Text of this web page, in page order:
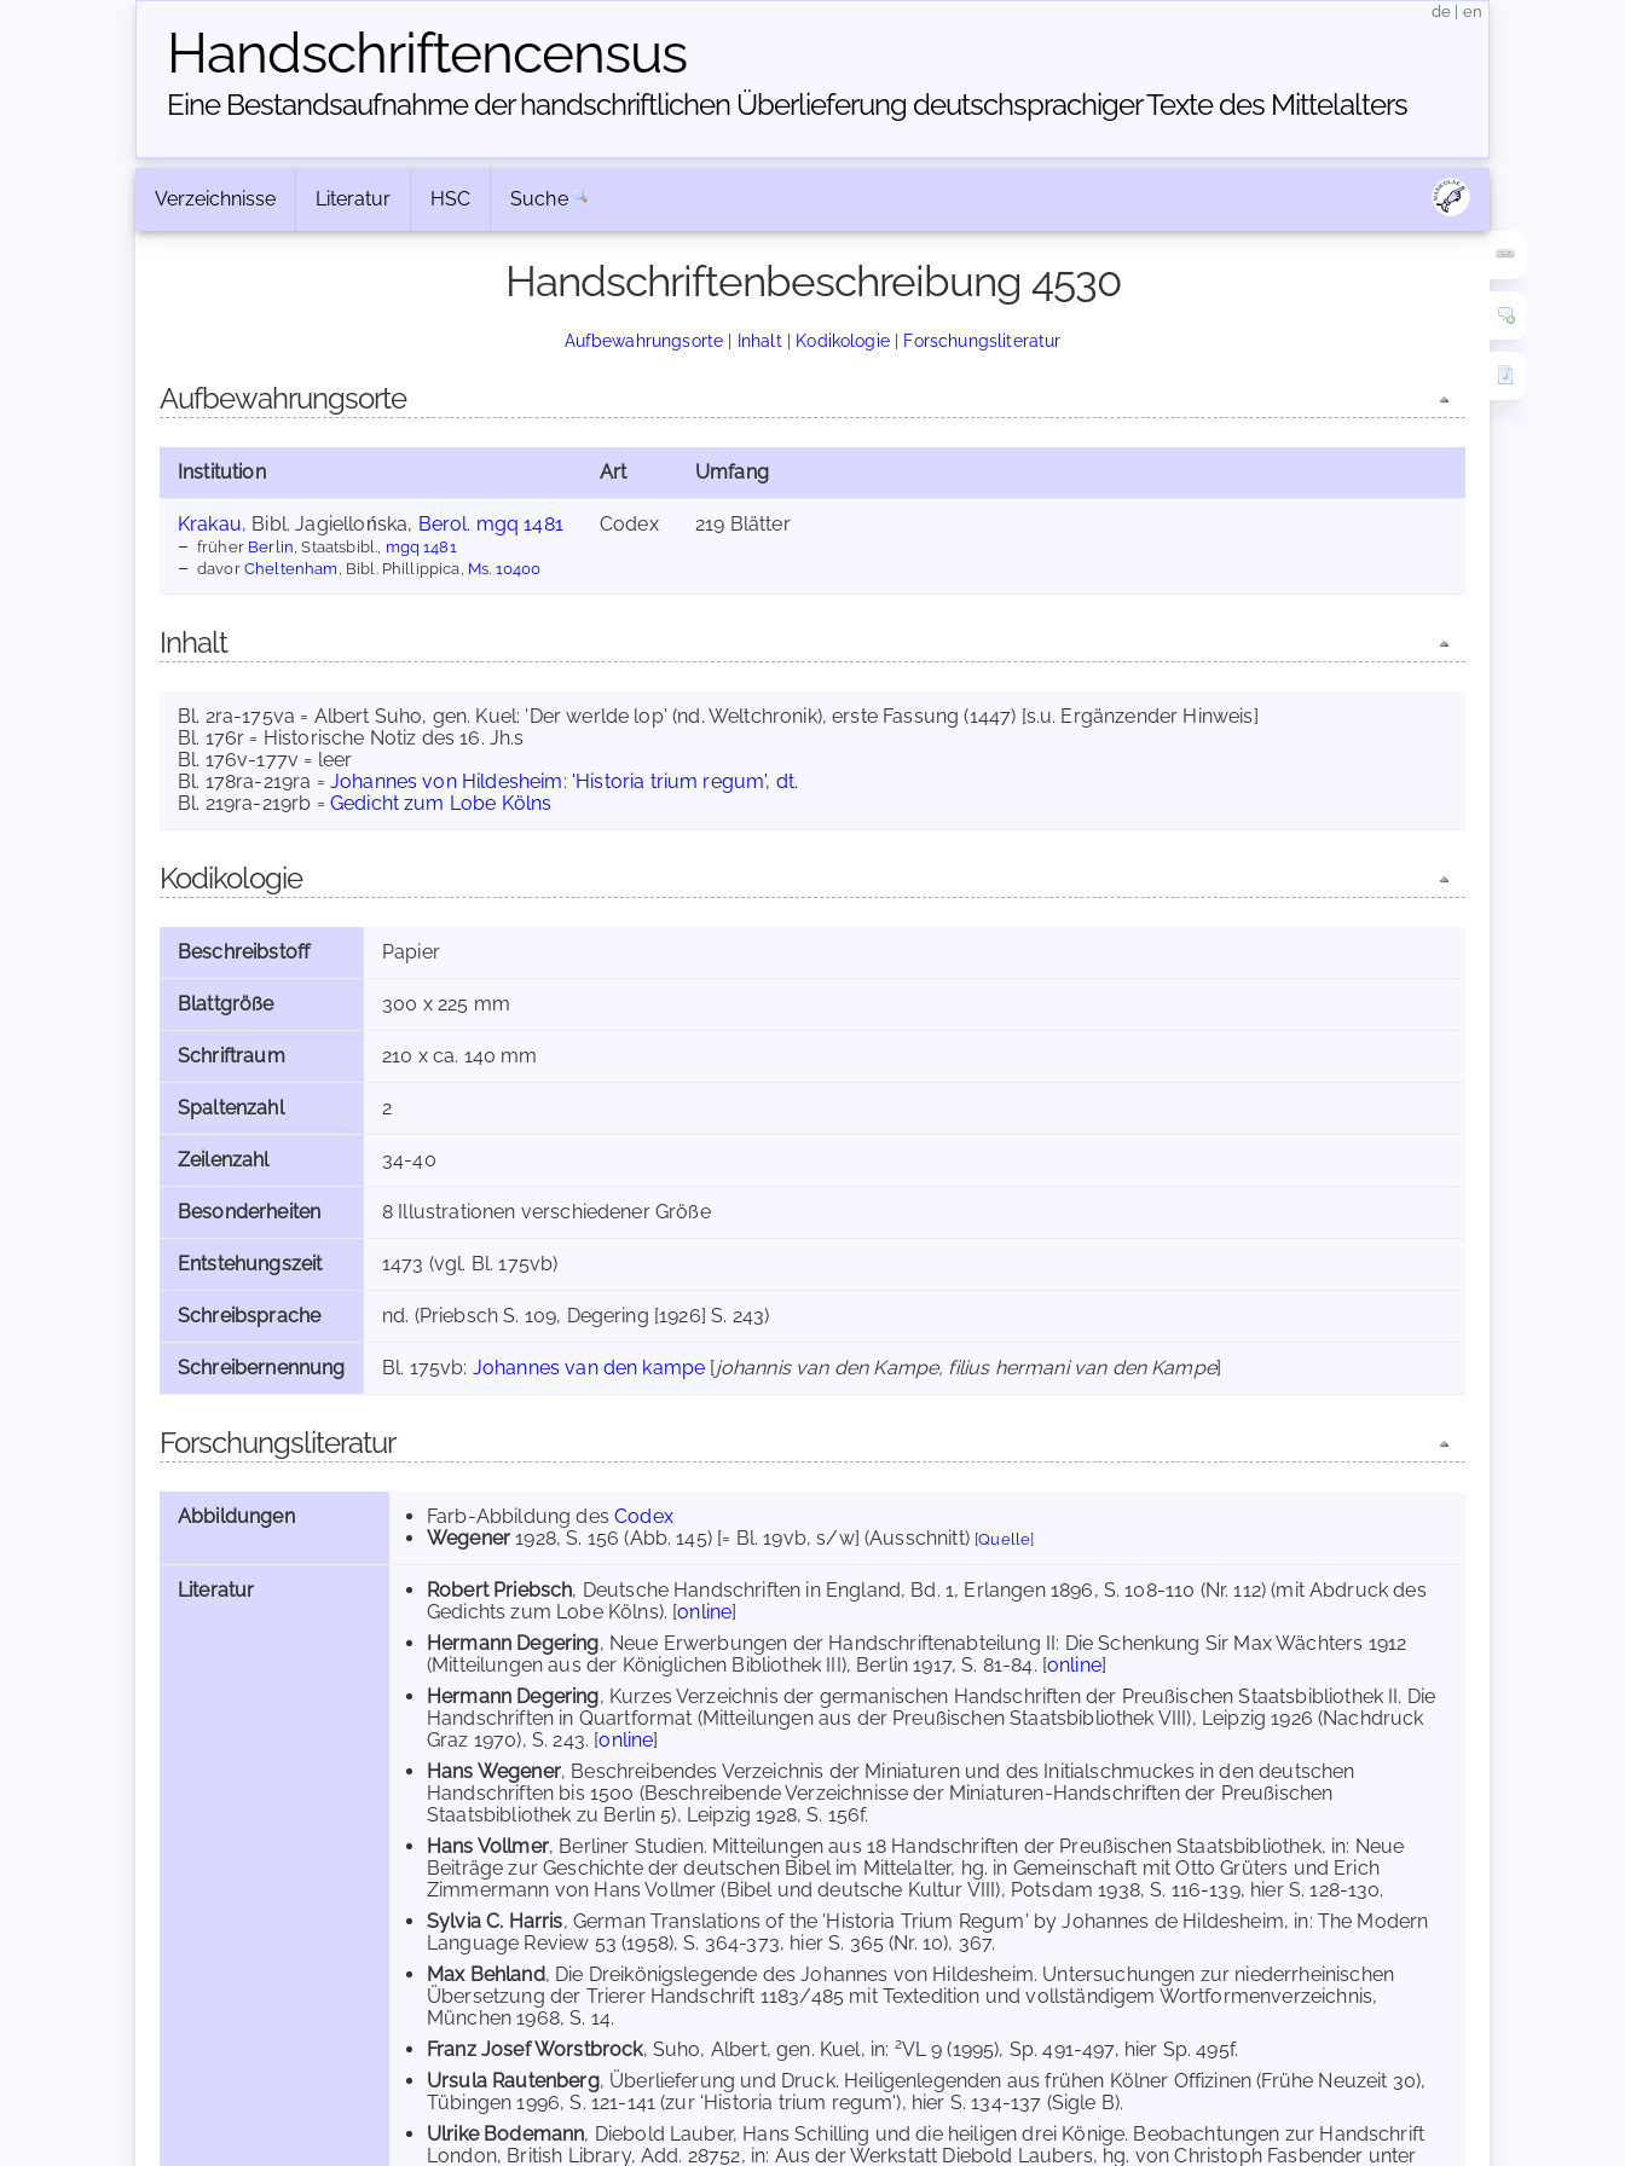
Handschriften­census
Eine Bestandsaufnahme der handschriftlichen Über­lieferung deutschsprachiger Texte des Mittelalters
de en
Verzeichnisse Literatur HSC Suche
Handschriftenbeschreibung 4530
Aufbewahrungsorte | Inhalt | Kodikologie| Forschungsliteratur
Aufbewahrungsorte
Institution Art Umfang
Krakau, Bibl. Jagiellońska, Berol. mgq 1481
früher Berlin , Staatsbibl., mgq 1481
davorCheltenham , Bibl. Phillippica, Ms. 10400
Codex 219 Blätter
Inhalt
Bl. 2ra-175va = Albert Suho, gen. Kuel: 'Der werlde lop' (nd. Weltchronik), erste Fassung (1447) [s.u. Ergänzender Hinweis]
Bl. 176r = Historische Notiz des 16. Jh.s
Bl. 176v-177v = leer
Bl. 178ra-219ra = Johannes von Hildesheim: 'Historia trium regum', dt.
Bl. 219ra-219rb = Gedicht zum Lobe Kölns
Kodikologie
Beschreibstoff Papier
Blattgröße 300 x 225 mm
Schriftraum 210 x ca. 140 mm
Spaltenzahl 2
Zeilenzahl 34-40
Besonderheiten 8 Illustrationen verschiedener Größe
Entstehungszeit 1473 (vgl. Bl. 175vb)
Schreibsprache nd. (Priebsch S. 109, Degering [1926] S. 243)
Schreibernennung Bl. 175vb: Johannes van den kampe [johannis van den Kampe, filius hermani van den Kampe]
Forschungsliteratur
Abbildungen Farb-Abbildung desCodex
Wegener 1928, S. 156 (Abb. 145) [= Bl. 19vb, s/w] (Ausschnitt) [Quelle]
Literatur Robert Priebsch, Deutsche Handschriften in England, Bd. 1, Erlangen 1896, S. 108-110 (Nr. 112) (mit Abdruck des
Gedichts zum Lobe Kölns). [online]
Hermann Degering, Neue Erwerbungen der Handschriftenabteilung II: Die Schenkung Sir Max Wächters 1912
(Mitteilungen aus der Königlichen Bibliothek III), Berlin 1917, S. 81-84. [online]
Hermann Degering, Kurzes Verzeichnis der germanischen Handschriften der Preußischen Staatsbibliothek II. Die
Handschriften in Quartformat (Mitteilungen aus der Preußischen Staatsbibliothek VIII), Leipzig 1926 (Nachdruck
Graz 1970), S. 243. [online]
Hans Wegener, Beschreibendes Verzeichnis der Miniaturen und des Initialschmuckes in den deutschen
Handschriften bis 1500 (Beschreibende Verzeichnisse der Miniaturen-Handschriften der Preußischen
Staatsbibliothek zu Berlin 5), Leipzig 1928, S. 156f.
Hans Vollmer, Berliner Studien. Mitteilungen aus 18 Handschriften der Preußischen Staatsbibliothek, in: Neue
Beiträge zur Geschichte der deutschen Bibel im Mittelalter, hg. in Gemeinschaft mit Otto Grüters und Erich
Zimmermann von Hans Vollmer (Bibel und deutsche Kultur VIII), Potsdam 1938, S. 116-139, hier S. 128-130.
Sylvia C. Harris, German Translations of the 'Historia Trium Regum' by Johannes de Hildesheim, in: The Modern
Language Review 53 (1958), S. 364-373, hier S. 365 (Nr. 10), 367.
Max Behland, Die Dreikönigslegende des Johannes von Hildesheim. Untersuchungen zur niederrheinischen
Übersetzung der Trierer Handschrift 1183/485 mit Textedition und vollständigem Wortformenverzeichnis,
München 1968, S. 14.
Franz Josef Worstbrock, Suho, Albert, gen. Kuel, in: 2VL 9 (1995), Sp. 491-497, hier Sp. 495f.
Ursula Rautenberg, Überlieferung und Druck. Heiligenlegenden aus frühen Kölner Offizinen (Frühe Neuzeit 30),
Tübingen 1996, S. 121-141 (zur 'Historia trium regum'), hier S. 134-137 (Sigle B).
Ulrike Bodemann, Diebold Lauber, Hans Schilling und die heiligen drei Könige. Beobachtungen zur Handschrift
London, British Library, Add. 28752, in: Aus der Werkstatt Diebold Laubers, hg. von Christoph Fasbender unter